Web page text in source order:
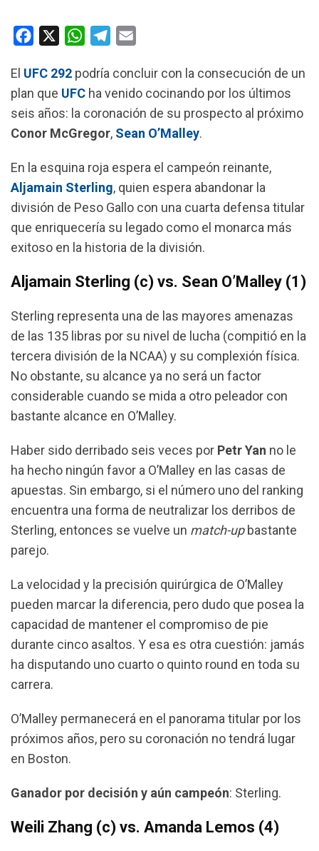
c
e
b
o
k
W
a
t
s
A
p
e
g
r
m
a
i
l
El UFC 292 podría concluir con la consecución de un
plan que UFC ha venido cocinando por los últimos
seis años: la coronación de su prospecto al próximo
Conor McGregor, Sean O’Malley.
En la esquina roja espera el campeón reinante,
Aljamain Sterling, quien espera abandonar la
división de Peso Gallo con una cuarta defensa titular
que enriquecería su legado como el monarca más
exitoso en la historia de la división.
Aljamain Sterling (c) vs. Sean O’Malley (1)
Sterling representa una de las mayores amenazas
de las 135 libras por su nivel de lucha (compitió en la
tercera división de la NCAA) y su complexión física.
No obstante, su alcance ya no será un factor
considerable cuando se mida a otro peleador con
bastante alcance en O’Malley.
Haber sido derribado seis veces por Petr Yan no le
ha hecho ningún favor a O’Malley en las casas de
apuestas. Sin embargo, si el número uno del ranking
encuentra una forma de neutralizar los derribos de
Sterling, entonces se vuelve un match-upbastante
parejo.
La velocidad y la precisión quirúrgica de O’Malley
pueden marcar la diferencia, pero dudo que posea la
capacidad de mantener el compromiso de pie
durante cinco asaltos. Y esa es otra cuestión: jamás
ha disputando uno cuarto o quinto round en toda su
carrera.
O’Malley permanecerá en el panorama titular por los
próximos años, pero su coronación no tendrá lugar
en Boston.
Ganador por decisión y aún campeón: Sterling.
Weili Zhang (c) vs. Amanda Lemos (4)